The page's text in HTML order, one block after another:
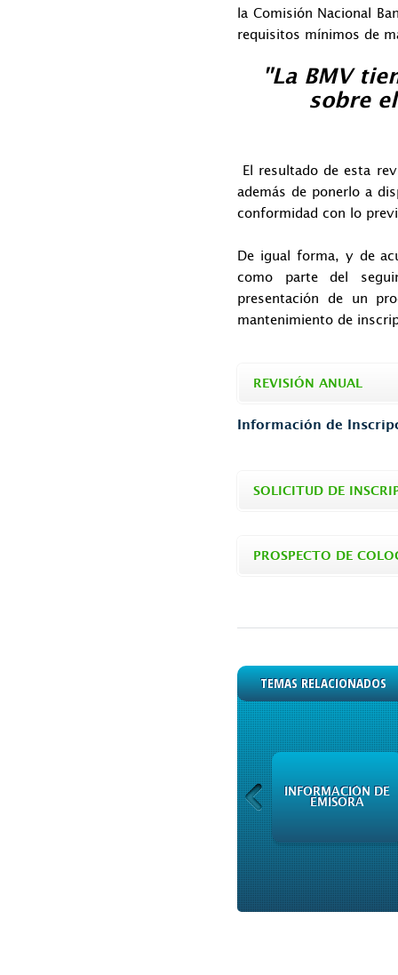
la Comisión Nacional
requisitos mínimos de
"La BMV
sobre
El resultado de esta
además de ponerlo a
conformidad con lo
De igual forma, y de
como parte del
presentación de un
mantenimiento de
REVISIÓN ANUAL
Información de
SOLICITUD DE
PROSPECTO DE
TEMAS RELACIONADOS
INFORMACIÓN DE
INFORMACIÓN DE
EMISORA